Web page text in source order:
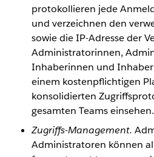
protokollieren jede
und verzeichnen den
sowie die IP-Adresse der
Administratorinnen,
Inhaberinnen und
einem kostenpflichtigen
konsolidierten
gesamten Teams einsehen.
Zugriffs-Management.
Administratoren können